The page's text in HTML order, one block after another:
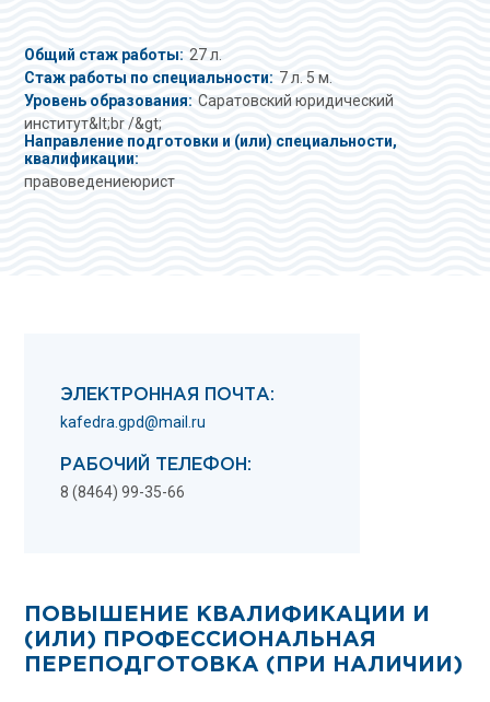
Общий стаж работы: 27 л.
Стаж работы по специальности: 7 л. 5 м.
Уровень образования: Саратовский юридический
институт&lt;br /&gt;
Направление подготовки и (или) специальности,
квалификации:
правоведениеюрист
ЭЛЕКТРОННАЯ ПОЧТА:
kafedra.gpd@mail.ru
РАБОЧИЙ ТЕЛЕФОН:
8 (8464) 99-35-66
ПОВЫШЕНИЕ КВАЛИФИКАЦИИ И
(ИЛИ) ПРОФЕССИОНАЛЬНАЯ
ПЕРЕПОДГОТОВКА (ПРИ НАЛИЧИИ)